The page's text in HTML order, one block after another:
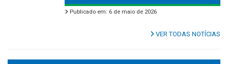
Publicado em: 6 de maio de 2026
VER TODAS NOTÍCIAS